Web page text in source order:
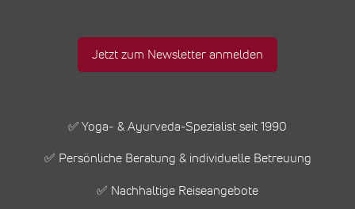
Jetzt zum Newsletter anmelden
✅ Yoga- & Ayurveda-Spezialist seit 1990
✅ Persönliche Beratung & individuelle Betreuung
✅ Nachhaltige Reiseangebote